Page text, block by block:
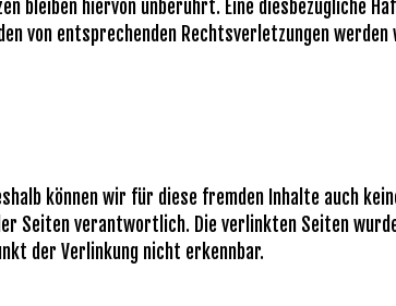
bleiben hiervon unberührt. Eine diesbezügliche
von entsprechenden Rechtsverletzungen werden
können wir für diese fremden Inhalte auch
Seiten verantwortlich. Die verlinkten Seiten
der Verlinkung nicht erkennbar.